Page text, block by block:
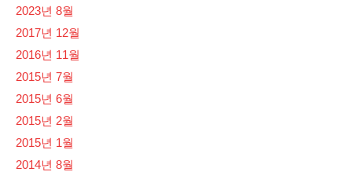
2023년 8월
2017년 12월
2016년 11월
2015년 7월
2015년 6월
2015년 2월
2015년 1월
2014년 8월